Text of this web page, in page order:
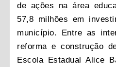
de ações na área
57,8 milhões em
município. Entre as
reforma e construção
Escola Estadual Alice